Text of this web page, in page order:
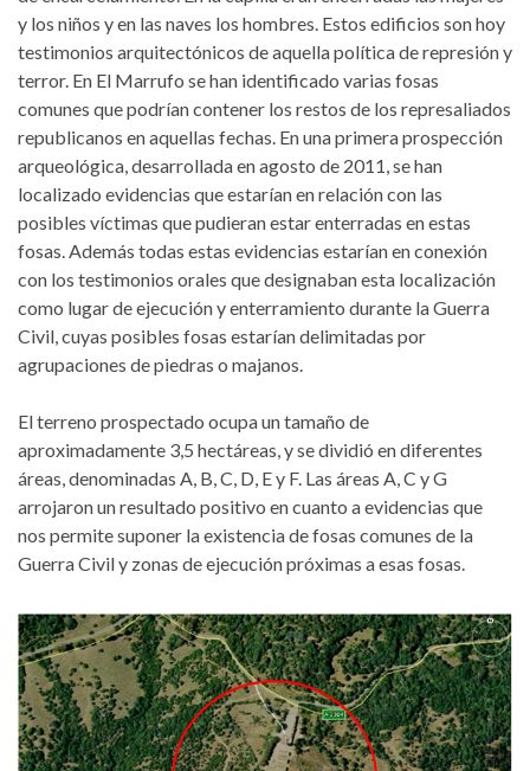
y los niños y en las naves los hombres. Estos edificios son hoy
testimonios arquitectónicos de aquella política de represión y
terror. En El Marrufo se han identificado varias fosas
comunes que podrían contener los restos de los represaliados
republicanos en aquellas fechas. En una primera prospección
arqueológica, desarrollada en agosto de 2011, se han
localizado evidencias que estarían en relación con las
posibles víctimas que pudieran estar enterradas en estas
fosas. Además todas estas evidencias estarían en conexión
con los testimonios orales que designaban esta localización
como lugar de ejecución y enterramiento durante la Guerra
Civil, cuyas posibles fosas estarían delimitadas por
agrupaciones de piedras o majanos.
El terreno prospectado ocupa un tamaño de
aproximadamente 3,5 hectáreas, y se dividió en diferentes
áreas, denominadas A, B, C, D, E y F. Las áreas A, C y G
arrojaron un resultado positivo en cuanto a evidencias que
nos permite suponer la existencia de fosas comunes de la
Guerra Civil y zonas de ejecución próximas a esas fosas.